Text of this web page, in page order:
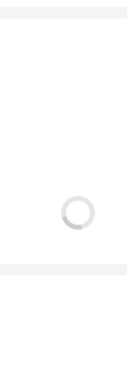
visita del
el Foro y el